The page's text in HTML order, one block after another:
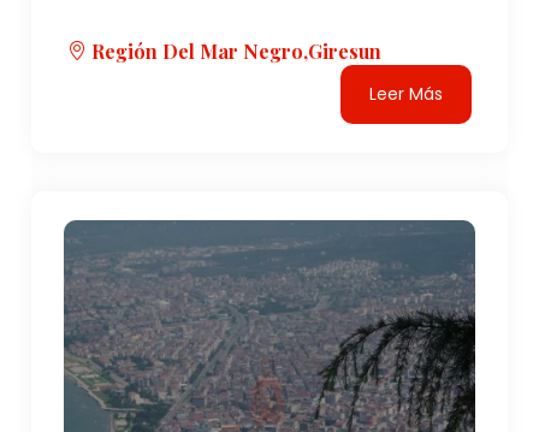
Región Del Mar Negro,Giresun
Leer Más